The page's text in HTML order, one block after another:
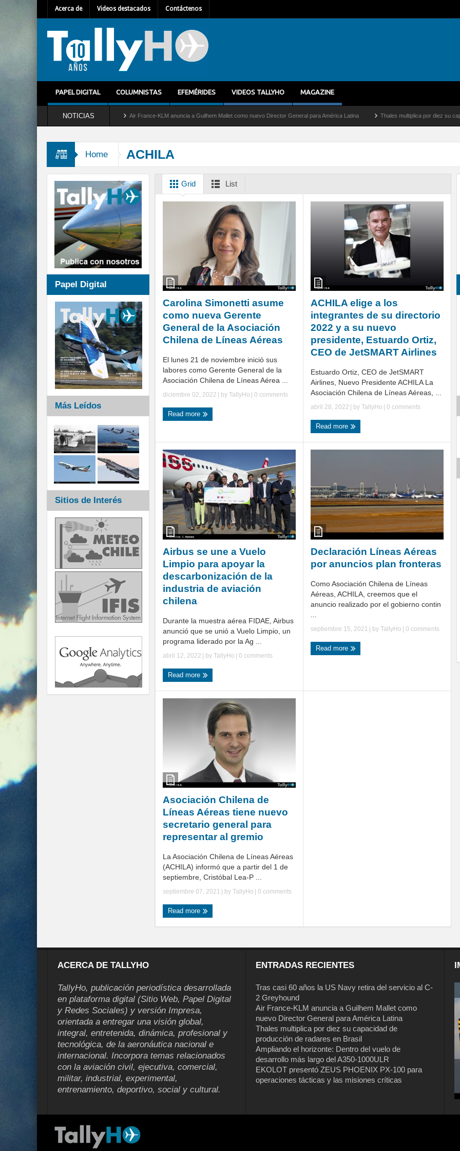
Acerca de Videos destacados Contáctenos
PAPEL DIGITAL COLUMNISTAS EFEMÉRIDES VIDEOS TALLYHO MAGAZINE
NOTICIAS
servicio al C-2 Greyhound Air France-KLM anuncia a Guilhem Mallet como nuevo Director General para América Latina Thales multiplica por diez su capacidad de
Home ACHILA
Grid List
Carolina Simonetti asume
como nueva Gerente
General de la Asociación
Chilena de Líneas Aéreas
El lunes 21 de noviembre inició sus
labores como Gerente General de la
Asociación Chilena de Líneas Aérea ...
diciembre 02, 2022 | by TallyHo 0 comments
Read more
ACHILA elige a los
integrantes de su directorio
2022 y a su nuevo
presidente, Estuardo Ortiz,
CEO de JetSMART Airlines
Estuardo Ortiz, CEO de JetSMART
Airlines, Nuevo Presidente ACHILA La
Asociación Chilena de Líneas Aéreas, ...
abril 28, 2022 | by TallyHo 0 comments
Read more
Airbus se une a Vuelo
Limpio para apoyar la
descarbonización de la
industria de aviación
chilena
Durante la muestra aérea FIDAE, Airbus
anunció que se unió a Vuelo Limpio, un
programa liderado por la Ag ...
abril 12, 2022 | by TallyHo | 0 comments
Read more
Declaración Líneas Aéreas
por anuncios plan fronteras
Como Asociación Chilena de Líneas
Aéreas, ACHILA, creemos que el
anuncio realizado por el gobierno contin
septiembre 15, 2021 | by TallyHo | 0 comments
Read more
Asociación Chilena de
Líneas Aéreas tiene nuevo
secretario general para
representar al gremio
La Asociación Chilena de Líneas Aéreas
(ACHILA) informó que a partir del 1 de
septiembre, Cristóbal Lea-P ...
septiembre 07, 2021 | by TallyHo 0 comments
Read more
Papel Digital
Más Leídos
Sitios de Interés
ACERCA DE TALLYHO
TallyHo, publicación periodística desarrollada
en plataforma digital (Sitio Web, Papel Digital
y Redes Sociales) y versión Impresa,
orientada a entregar una visión global,
integral, entretenida, dinámica, profesional y
tecnológica, de la aeronáutica nacional e
internacional. Incorpora temas relacionados
con la aviación civil, ejecutiva, comercial,
militar, industrial, experimental,
entrenamiento, deportivo, social y cultural.
ENTRADAS RECIENTES
Tras casi 60 años la US Navy retira del servicio al C-
2 Greyhound
Air France-KLM anuncia a Guilhem Mallet como
nuevo Director General para América Latina
Thales multiplica por diez su capacidad de
producción de radares en Brasil
Ampliando el horizonte: Dentro del vuelo de
desarrollo más largo del A350-1000ULR
EKOLOT presentó ZEUS PHOENIX PX-100 para
operaciones tácticas y las misiones críticas
Tras casi 60 años la US Navy retira del
servicio al C-2 Greyhound